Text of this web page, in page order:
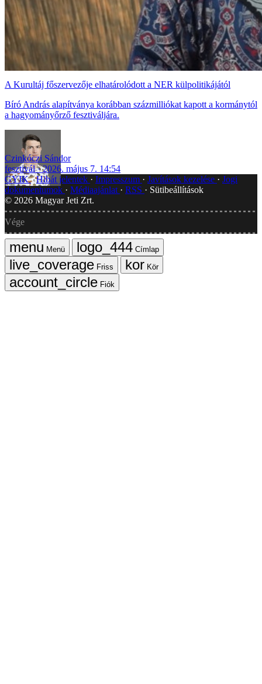
A Kurultáj főszervezője elhatárolódott a NER külpolitikájától
Bíró András alapítványa korábban százmilliókat kapott a kormánytól
a hagyományőrző fesztiváljára.
Czinkóczi Sándor
fesztivál
2026. május 7. 14:54
GYIK Hibát jelentek Impresszum Javítások kezelése
Jogi
dokumentumok
Médiaajánlat RSS
Sütibeállítások
© 2026 Magyar Jeti Zrt.
Vége
Menü
Címlap
Friss
Kör
Fiók